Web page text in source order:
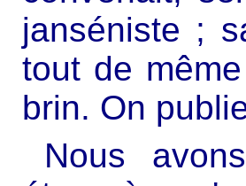
janséniste ;
tout de
brin. On
Nous